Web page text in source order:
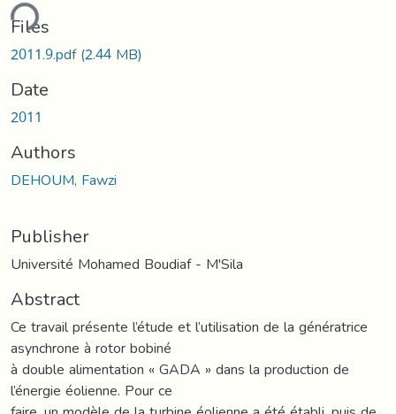
Files
2011.9.pdf(2.44 MB)
Date
2011
Authors
DEHOUM, Fawzi
Publisher
Université Mohamed Boudiaf - M'Sila
Abstract
Ce travail présente l’étude et l’utilisation de la génératrice
asynchrone à rotor bobiné
à double alimentation « GADA » dans la production de
l’énergie éolienne. Pour ce